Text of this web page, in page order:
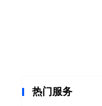
热门服务